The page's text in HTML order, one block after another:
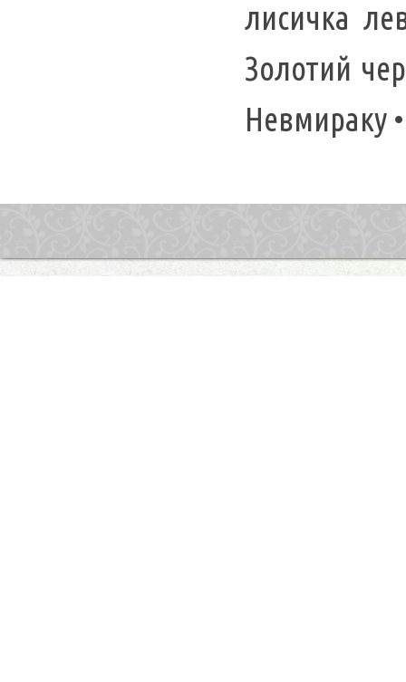
лисичка
Золотий
Невмираку